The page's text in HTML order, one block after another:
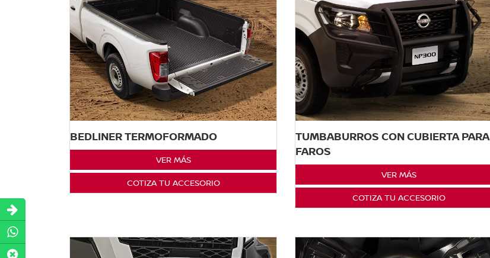
BEDLINER TERMOFORMADO
VER MÁS
COTIZA TU ACCESORIO
TUMBABURROS CON CUBIERTA PARA
FAROS
VER MÁS
COTIZA TU ACCESORIO